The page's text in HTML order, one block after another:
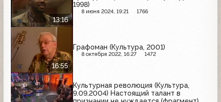
13:16
1998)
8 июня 2024, 19:21 1766
16:55
Графоман (Культура, 2001)
8 октября 2022, 16:27 1472
Культурная революция (Культура,
9.09.2004) Настоящий талант в